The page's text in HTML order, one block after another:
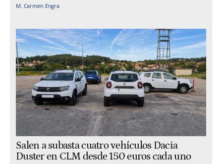
M. Carmen Engra
Salen a subasta cuatro vehículos Dacia
Duster en CLM desde 150 euros cada uno